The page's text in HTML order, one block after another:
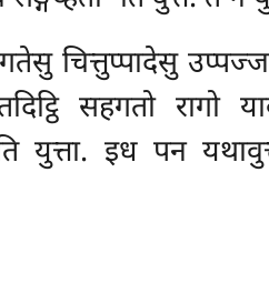
चित्तुप्पादेसु
सहगतो रागो
युत्ता. इध पन